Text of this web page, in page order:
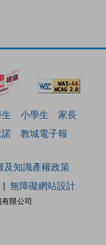
小學生
家長
教城電子報
限公司
及知識產權政策
無障礙網站設計